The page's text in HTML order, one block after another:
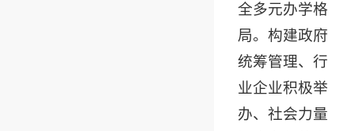
全多元办学格
局。构建政府
统筹管理、行
业企业积极举
办、社会力量